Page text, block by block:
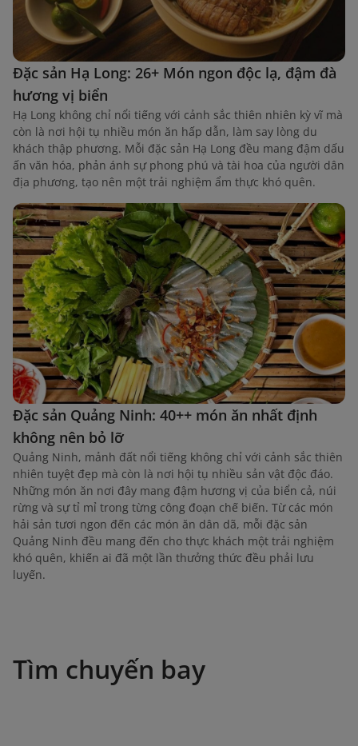
Đặc sản Hạ Long: 26+ Món ngon độc lạ, đậm đà
hương vị biển
Hạ Long không chỉ nổi tiếng với cảnh sắc thiên nhiên kỳ vĩ mà
còn là nơi hội tụ nhiều món ăn hấp dẫn, làm say lòng du
khách thập phương. Mỗi đặc sản Hạ Long đều mang đậm dấu
ấn văn hóa, phản ánh sự phong phú và tài hoa của người dân
địa phương, tạo nên một trải nghiệm ẩm thực khó quên.
Đặc sản Quảng Ninh: 40++ món ăn nhất định
không nên bỏ lỡ
Quảng Ninh, mảnh đất nổi tiếng không chỉ với cảnh sắc thiên
nhiên tuyệt đẹp mà còn là nơi hội tụ nhiều sản vật độc đáo.
Những món ăn nơi đây mang đậm hương vị của biển cả, núi
rừng và sự tỉ mỉ trong từng công đoạn chế biến. Từ các món
hải sản tươi ngon đến các món ăn dân dã, mỗi đặc sản
Quảng Ninh đều mang đến cho thực khách một trải nghiệm
khó quên, khiến ai đã một lần thưởng thức đều phải lưu
luyến.
Tìm chuyến bay